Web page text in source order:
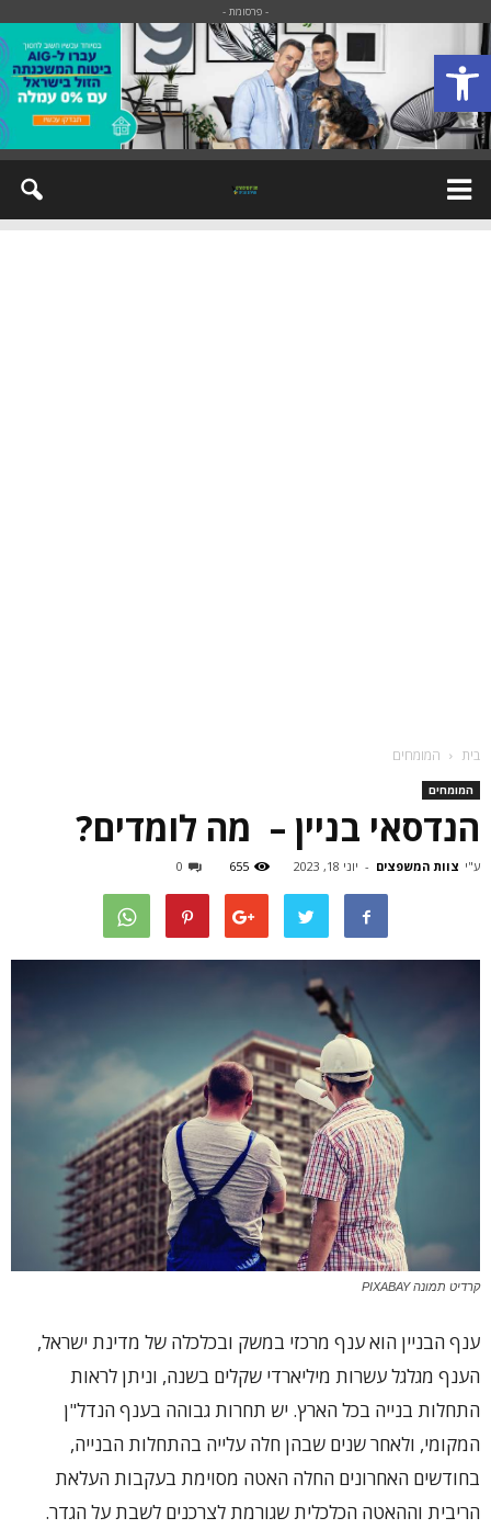
פתח סרגל נגישות
- פרסומת -
בית המומחים
המומחים
הנדסאי בניין – מה לומדים?
ע"י צוות המשפצים - יוני 18, 2023 655
0
קרדיט תמונה PIXABAY
ענף הבניין הוא ענף מרכזי במשק ובכלכלה של מדינת ישראל,
הענף מגלגל עשרות מיליארדי שקלים בשנה, וניתן לראות
התחלות בנייה בכל הארץ. יש תחרות גבוהה בענף הנדל"ן
המקומי, ולאחר שנים שבהן חלה עלייה בהתחלות הבנייה,
בחודשים האחרונים החלה האטה מסוימת בעקבות העלאת
הריבית וההאטה הכלכלית שגורמת לצרכנים לשבת על הגדר.